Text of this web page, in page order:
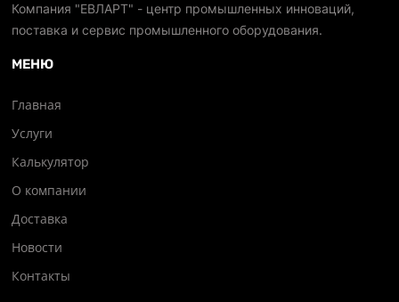
Компания "ЕВЛАРТ" - центр промышленных инноваций,
поставка и сервис промышленного оборудования.
МЕНЮ
Главная
Услуги
Калькулятор
О компании
Доставка
Новости
Контакты